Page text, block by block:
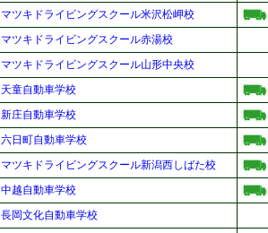
マツキドライビングスクール米沢松岬校
マツキドライビングスクール赤湯校
マツキドライビングスクール山形中央校
天童自動車学校
新庄自動車学校
六日町自動車学校
マツキドライビングスクール新潟西しばた校
中越自動車学校
長岡文化自動車学校